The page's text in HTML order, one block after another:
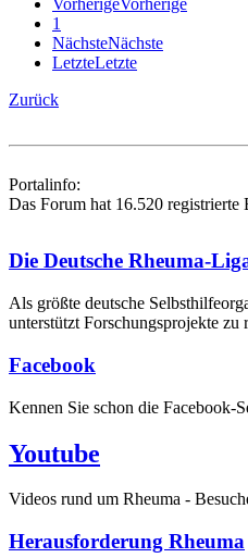
VorherigeVorherige
1
NächsteNächste
LetzteLetzte
Zurück
Portalinfo:
Das Forum hat 16.520 registrierte
Die Deutsche Rheuma-
Als größte deutsche
unterstützt Forschungsprojekte
Facebook
Kennen Sie schon die Facebook-
Youtube
Videos rund um Rheuma -
Herausforderung Rheuma